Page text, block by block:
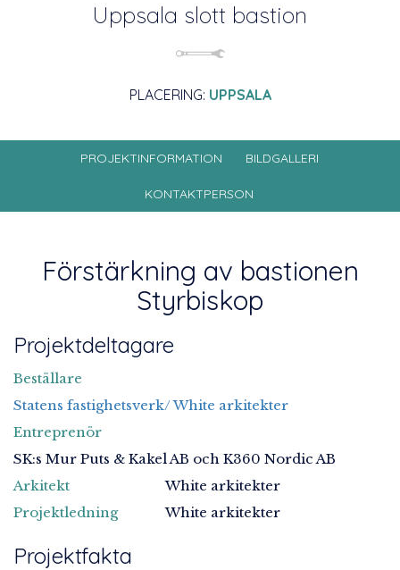
Uppsala slott bastion
PLACERING: UPPSALA
PROJEKTINFORMATION BILDGALLERI
KONTAKTPERSON
Förstärkning av bastionen
Styrbiskop
Projektdeltagare
Beställare
Statens fastighetsverk/ White arkitekter
Entreprenör
SK:s Mur Puts & Kakel AB och K360 Nordic AB
Arkitekt
White arkitekter
Projektledning
White arkitekter
Projektfakta